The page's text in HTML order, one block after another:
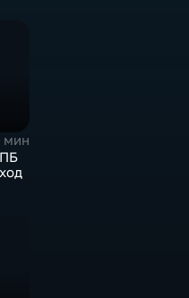
мин